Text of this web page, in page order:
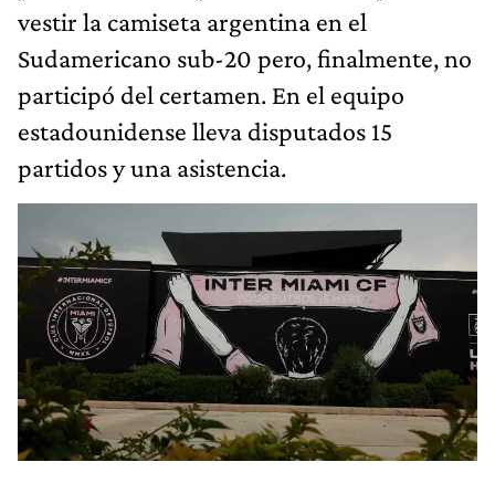
vestir la camiseta argentina en el
Sudamericano sub-20 pero, finalmente, no
participó del certamen. En el equipo
estadounidense lleva disputados 15
partidos y una asistencia.